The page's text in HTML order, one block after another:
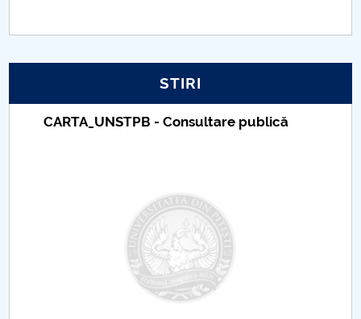
PNRR
IOSUD/CSUD-Doctorate
Comisie de etica unversitară
STIRI
CARTA_UNSTPB - Consultare publică